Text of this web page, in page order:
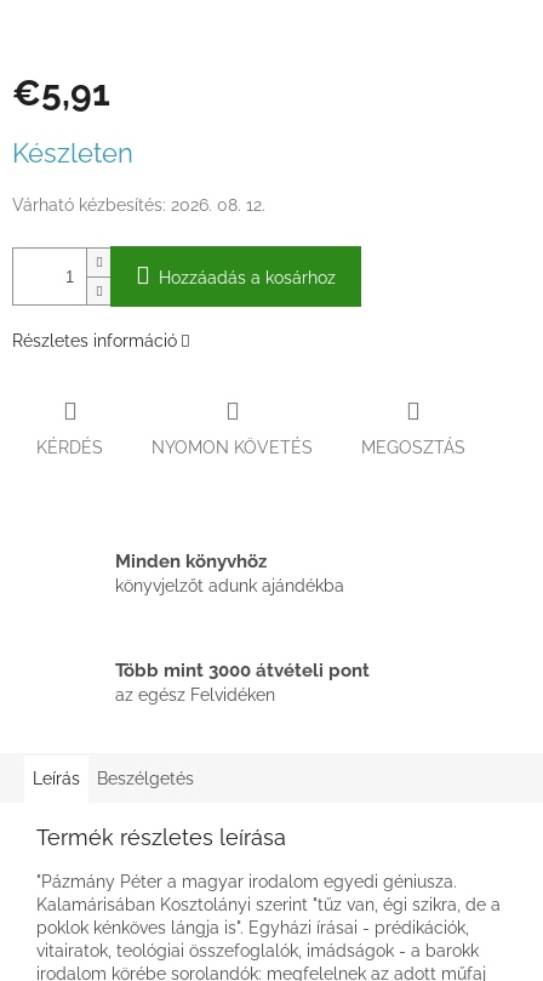
€5,91
Készleten
Várható kézbesítés: 2026. 08. 12.
Hozzáadás a kosárhoz
Részletes információ
KÉRDÉS NYOMON KÖVETÉS MEGOSZTÁS
Minden könyvhöz
könyvjelzőt adunk ajándékba
Több mint 3000 átvételi pont
az egész Felvidéken
Leírás Beszélgetés
Termék részletes leírása
"Pázmány Péter a magyar irodalom egyedi géniusza.
Kalamárisában Kosztolányi szerint "tűz van, égi szikra, de a
poklok kénköves lángja is". Egyházi írásai - prédikációk,
vitairatok, teológiai összefoglalók, imádságok - a barokk
irodalom körébe sorolandók: megfelelnek az adott műfaj